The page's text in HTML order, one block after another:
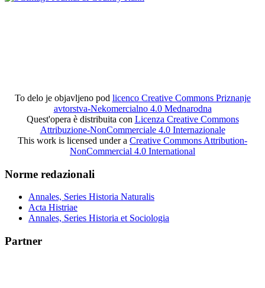
To delo je objavljeno pod licenco Creative Commons Priznanje
avtorstva-Nekomercialno 4.0 Mednarodna
Quest'opera è distribuita con Licenza Creative Commons
Attribuzione-NonCommerciale 4.0 Internazionale
This work is licensed under a Creative Commons Attribution-
NonCommercial 4.0 International
Norme redazionali
Annales, Series Historia Naturalis
Acta Histriae
Annales, Series Historia et Sociologia
Partner